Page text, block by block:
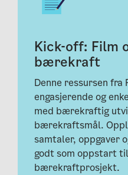
Kick-off: Film
bærekraft
Denne ressursen fra
engasjerende og
med bærekraftig
bærekraftsmål.
samtaler, oppgaver
godt som oppstart
bærekraftprosjekt.